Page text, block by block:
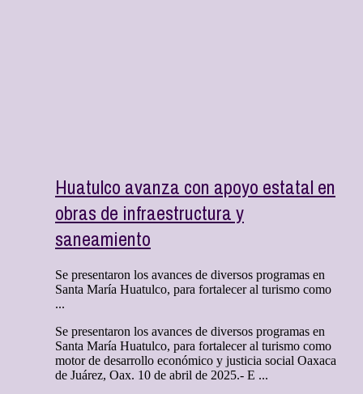
Huatulco avanza con apoyo estatal en
obras de infraestructura y
saneamiento
Se presentaron los avances de diversos programas en
Santa María Huatulco, para fortalecer al turismo como
...
Se presentaron los avances de diversos programas en
Santa María Huatulco, para fortalecer al turismo como
motor de desarrollo económico y justicia social Oaxaca
de Juárez, Oax. 10 de abril de 2025.- E ...